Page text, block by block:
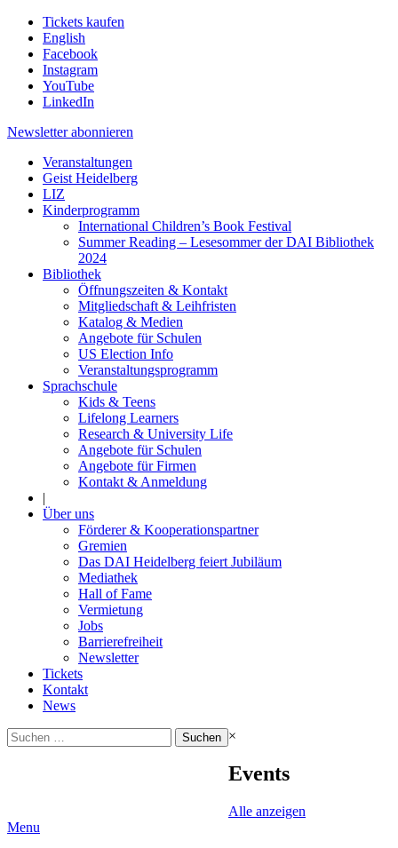
Tickets kaufen
English
Facebook
Instagram
YouTube
LinkedIn
Newsletter abonnieren
Veranstaltungen
Geist Heidelberg
LIZ
Kinderprogramm
International Children’s Book Festival
Summer Reading – Lesesommer der DAI Bibliothek
2024
Bibliothek
Öffnungszeiten & Kontakt
Mitgliedschaft & Leihfristen
Katalog & Medien
Angebote für Schulen
US Election Info
Veranstaltungsprogramm
Sprachschule
Kids & Teens
Lifelong Learners
Research & University Life
Angebote für Schulen
Angebote für Firmen
Kontakt & Anmeldung
|
Über uns
Förderer & Kooperationspartner
Gremien
Das DAI Heidelberg feiert Jubiläum
Mediathek
Hall of Fame
Vermietung
Jobs
Barrierefreiheit
Newsletter
Tickets
Kontakt
News
Suchen
nach:
×
Events
Alle anzeigen
Menu